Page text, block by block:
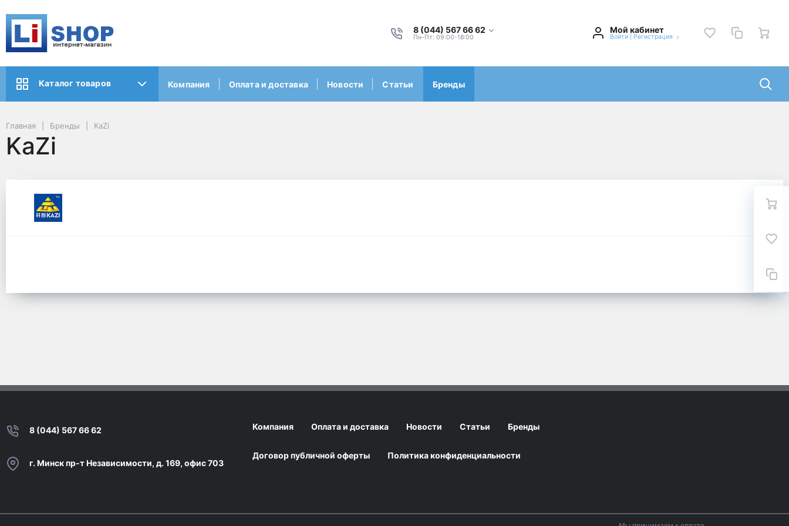
8 (044) 567 66 62
Пн-Пт: 09:00-18:00
Мой кабинет
Войти Регистрация
Каталог товаров Компания Оплата и доставка Новости Статьи Бренды
Главная Бренды KaZi
KaZi
8 (044) 567 66 62
г. Минск пр-т Независимости, д. 169, офис 703
Компания Оплата и доставка Новости Статьи Бренды
Договор публичной оферты Политика конфиденциальности